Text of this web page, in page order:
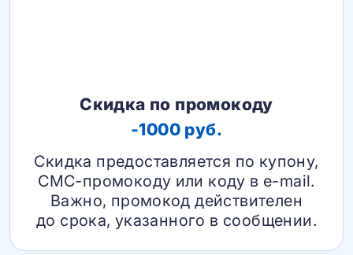
Скидка по промокоду
-1000 руб.
Скидка предоставляется по купону,
СМС-промокоду или коду в e-mail.
Важно, промокод действителен
до срока, указанного в сообщении.